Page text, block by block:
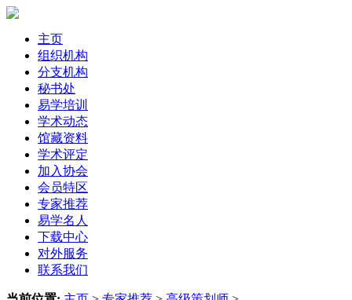
主页
组织机构
分支机构
秘书处
易学培训
学术动态
馆藏资料
学术评定
加入协会
会员特区
专家推荐
易学名人
下载中心
对外服务
联系我们